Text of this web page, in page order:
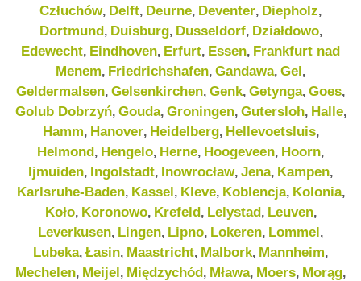
Człuchów, Delft, Deurne, Deventer, Diepholz,
Dortmund, Duisburg, Dusseldorf, Działdowo,
Edewecht, Eindhoven, Erfurt, Essen, Frankfurt nad
Menem, Friedrichshafen, Gandawa, Gel,
Geldermalsen, Gelsenkirchen, Genk, Getynga, Goes,
Golub Dobrzyń, Gouda, Groningen, Gutersloh, Halle,
Hamm, Hanover, Heidelberg, Hellevoetsluis,
Helmond, Hengelo, Herne, Hoogeveen, Hoorn,
Ijmuiden, Ingolstadt, Inowrocław, Jena, Kampen,
Karlsruhe-Baden, Kassel, Kleve, Koblencja, Kolonia,
Koło, Koronowo, Krefeld, Lelystad, Leuven,
Leverkusen, Lingen, Lipno, Lokeren, Lommel,
Lubeka, Łasin, Maastricht, Malbork, Mannheim,
Mechelen, Meijel, Międzychód, Mława, Moers, Morąg,